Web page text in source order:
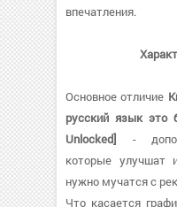
впечатления.
Основное отличие
русский язык
Unlocked] -
которые улучшат
нужно мучатся с
Что касается